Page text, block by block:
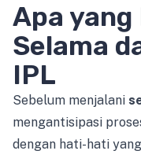
Apa
Selama
IPL
Sebelum menjalani
mengantisipasi
dengan hati-hati